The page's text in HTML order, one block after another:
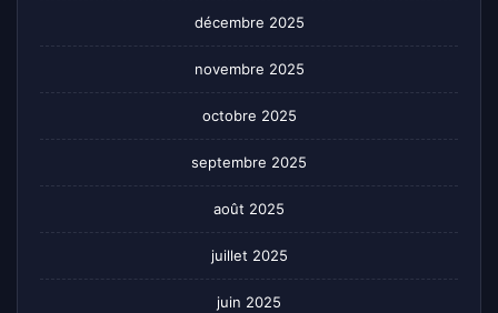
décembre 2025
novembre 2025
octobre 2025
septembre 2025
août 2025
juillet 2025
juin 2025